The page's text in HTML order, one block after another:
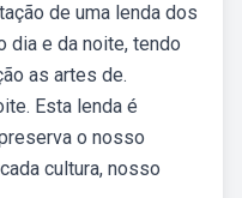
de uma lenda dos
dia e da noite, tendo
as artes de.
Esta lenda é
o nosso
cultura, nosso